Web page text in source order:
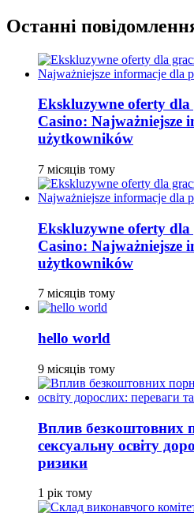
Останні
Ekskluzywne oferty dla
Casino: Najważniejsze
użytkowników
7 місяців тому
Ekskluzywne oferty dla
Casino: Najważniejsze
użytkowników
7 місяців тому
hello world
9 місяців тому
Вплив безкоштовних
сексуальну освіту
ризики
1 рік тому